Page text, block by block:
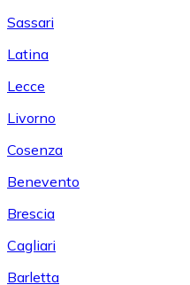
Sassari
Latina
Lecce
Livorno
Cosenza
Benevento
Brescia
Cagliari
Barletta